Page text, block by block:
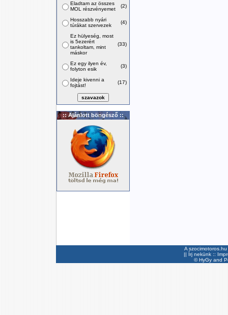
Eladtam az összes
MOL részvényemet
(2)
Hosszabb nyári
túrákat szervezek
(4)
Ez hülyeség, most
is 5ezerért
tankoltam, mint
máskor
(33)
Ez egy ilyen év,
folyton esik
(3)
Ideje kivenni a
fojtást!
(17)
:: Ajánlott böngésző ::
A
|| Írj nekünk ::
©HyGyand